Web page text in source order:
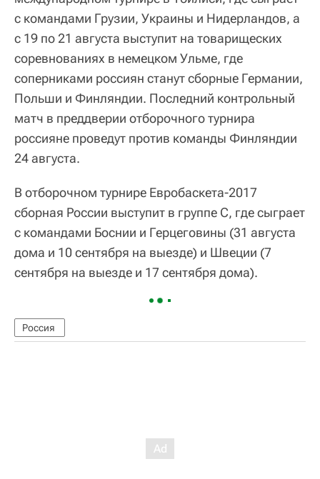
с командами Грузии, Украины и Нидерландов, а
с 19 по 21 августа выступит на товарищеских
соревнованиях в немецком Ульме, где
соперниками россиян станут сборные Германии,
Польши и Финляндии. Последний контрольный
матч в преддверии отборочного турнира
россияне проведут против команды Финляндии
24 августа.
В отборочном турнире Евробаскета-2017
сборная России выступит в группе С, где сыграет
с командами Боснии и Герцеговины (31 августа
дома и 10 сентября на выезде) и Швеции (7
сентября на выезде и 17 сентября дома).
Россия